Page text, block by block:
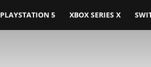
PLAYSTATION 5 XBOX SERIES X